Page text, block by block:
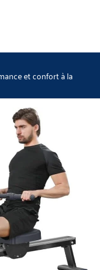
et confort à la